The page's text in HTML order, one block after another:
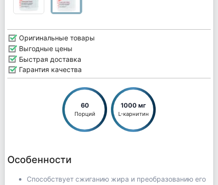
Оригинальные товары
Выгодные цены
Быстрая доставка
Гарантия качества
60
Порций
1000 мг
L-карнитин
Особенности
Способствует сжиганию жира и преобразованию его